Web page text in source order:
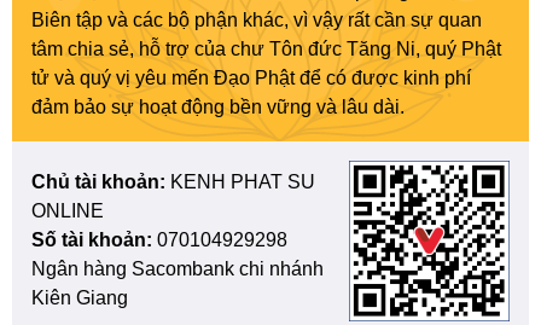
Biên tập và các bộ phận khác, vì vậy rất cần sự quan
tâm chia sẻ, hỗ trợ của chư Tôn đức Tăng Ni, quý Phật
tử và quý vị yêu mến Đạo Phật để có được kinh phí
đảm bảo sự hoạt động bền vững và lâu dài.
Chủ tài khoản: KENH PHAT SU
ONLINE
Số tài khoản: 070104929298
Ngân hàng Sacombank chi nhánh
Kiên Giang